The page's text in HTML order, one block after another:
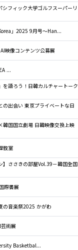
シフィック大学ゴルフスーパーリ
」2025 9月号～Han...
映像コンテンツ公募展
...
を語ろう！日韓カルチャートーク
の出会い 東京プライベートな日
国国立劇場 日韓映像交換上映
教室
】ささきの部屋Vol.39－韓国全国
際書展
の音楽祭2025 かがわ
術展
Basketbal...